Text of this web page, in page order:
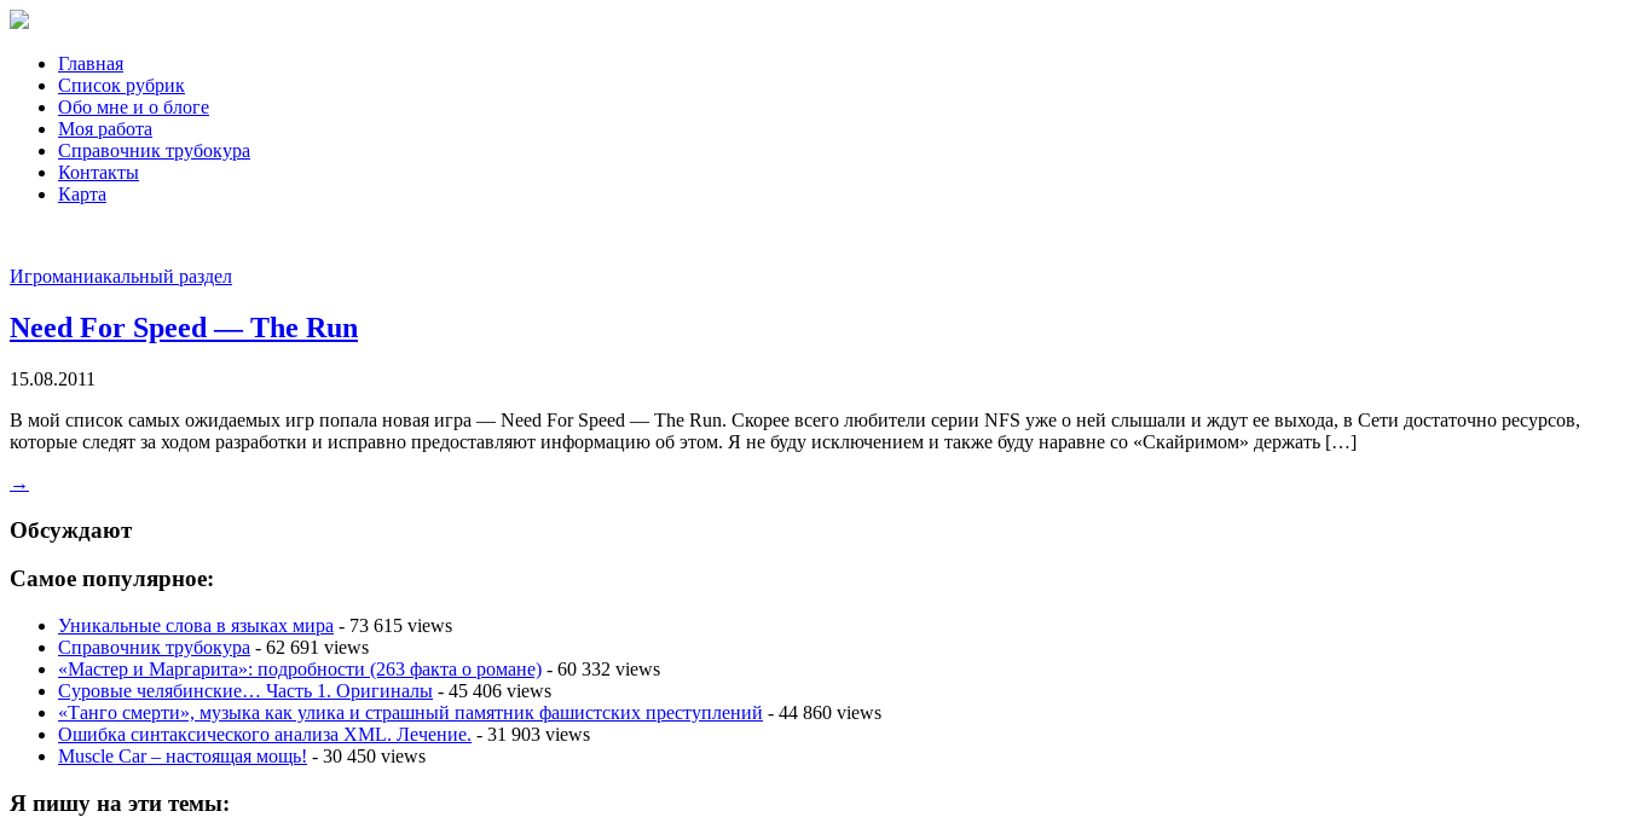
Главная
Список рубрик
Обо мне и о блоге
Моя работа
Справочник трубокура
Контакты
Карта
Игроманиакальный раздел
Need For Speed — The Run
15.08.2011
В мой список самых ожидаемых игр попала новая игра — Need For Speed — The Run. Скорее всего любители серии NFS уже о ней слышали и ждут ее выхода, в Сети достаточно ресурсов,
которые следят за ходом разработки и исправно предоставляют информацию об этом. Я не буду исключением и также буду наравне со «Скайримом» держать […]
→
Обсуждают
Самое популярное:
Уникальные слова в языках мира - 73 615 views
Справочник трубокура - 62 691 views
«Мастер и Маргарита»: подробности (263 факта о романе) - 60 332 views
Суровые челябинские… Часть 1. Оригиналы - 45 406 views
«Танго смерти», музыка как улика и страшный памятник фашистских преступлений - 44 860 views
Ошибка синтаксического анализа XML. Лечение. - 31 903 views
Muscle Car – настоящая мощь! - 30 450 views
Я пишу на эти темы: